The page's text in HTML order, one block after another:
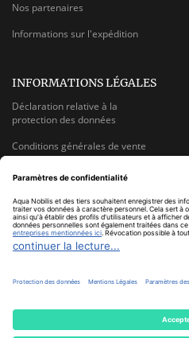
Nos partenaires
Informations sur l'expédition
INFORMATIONS LÉGALES
Déclaration relative à la
protection des données
Conditions générales de vente
Plan du site
Mentions légales
Mentions sur la loi des batteries
Informations sur la rétractation